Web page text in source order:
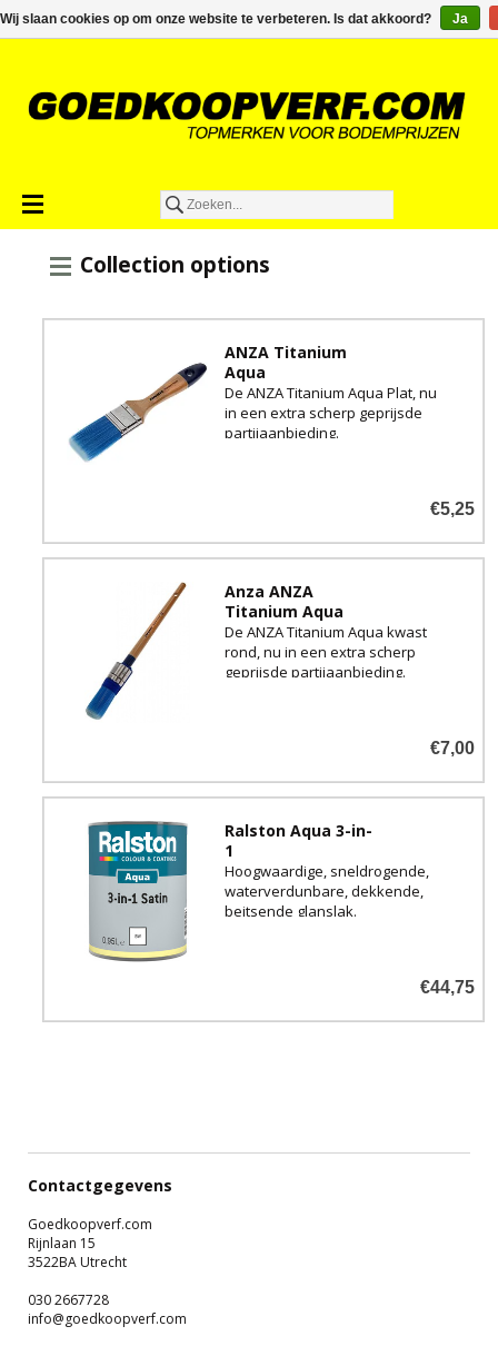
€0,00
Collection options
ANZA Titanium
Aqua
De ANZA Titanium Aqua Plat, nu
in een extra scherp geprijsde
partijaanbieding.
€5,25
Anza ANZA
Titanium Aqua
De ANZA Titanium Aqua kwast
rond, nu in een extra scherp
geprijsde partijaanbieding.
€7,00
Ralston Aqua 3-in-
1
Hoogwaardige, sneldrogende,
waterverdunbare, dekkende,
beitsende glanslak.
€44,75
Contactgegevens
Goedkoopverf.com
Rijnlaan 15
3522BA Utrecht
030 2667728
info@goedkoopverf.com
Wij slaan cookies op om onze website te verbeteren. Is dat akkoord? Ja